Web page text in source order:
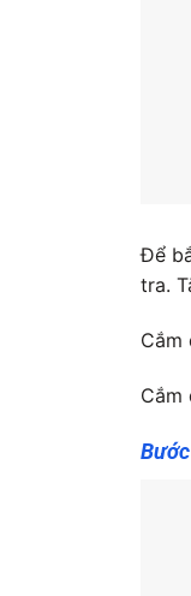
Để
tra.
Cắm
Cắm